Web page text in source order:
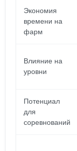
Экономия
времени на
фарм
Влияние на
уровни
Потенциал
для
соревнований